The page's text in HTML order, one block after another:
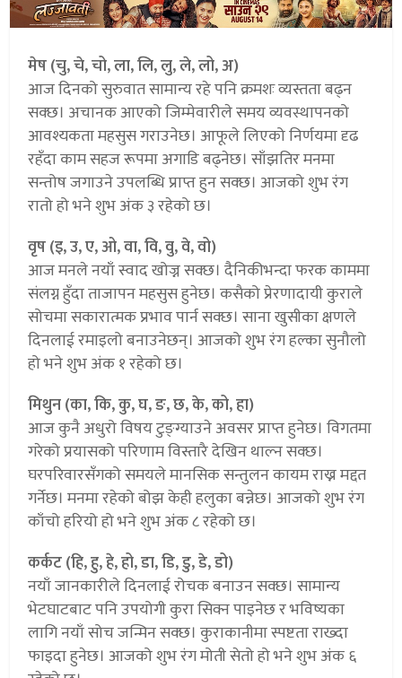
मेष (चु, चे, चो, ला, लि, लु, ले, लो, अ)
आज दिनको सुरुवात सामान्य रहे पनि क्रमशः व्यस्तता बढ्न
सक्छ। अचानक आएको जिम्मेवारीले समय व्यवस्थापनको
आवश्यकता महसुस गराउनेछ। आफूले लिएको निर्णयमा दृढ
रहँदा काम सहज रूपमा अगाडि बढ्नेछ। साँझतिर मनमा
सन्तोष जगाउने उपलब्धि प्राप्त हुन सक्छ। आजको शुभ रंग
रातो हो भने शुभ अंक ३ रहेको छ।
वृष (इ, उ, ए, ओ, वा, वि, वु, वे, वो)
आज मनले नयाँ स्वाद खोज्न सक्छ। दैनिकीभन्दा फरक काममा
संलग्न हुँदा ताजापन महसुस हुनेछ। कसैको प्रेरणादायी कुराले
सोचमा सकारात्मक प्रभाव पार्न सक्छ। साना खुसीका क्षणले
दिनलाई रमाइलो बनाउनेछन्। आजको शुभ रंग हल्का सुनौलो
हो भने शुभ अंक १ रहेको छ।
मिथुन (का, कि, कु, घ, ङ, छ, के, को, हा)
आज कुनै अधुरो विषय टुङ्ग्याउने अवसर प्राप्त हुनेछ। विगतमा
गरेको प्रयासको परिणाम विस्तारै देखिन थाल्न सक्छ।
घरपरिवारसँगको समयले मानसिक सन्तुलन कायम राख्न मद्दत
गर्नेछ। मनमा रहेको बोझ केही हलुका बन्नेछ। आजको शुभ रंग
काँचो हरियो हो भने शुभ अंक ८ रहेको छ।
कर्कट (हि, हु, हे, हो, डा, डि, डु, डे, डो)
नयाँ जानकारीले दिनलाई रोचक बनाउन सक्छ। सामान्य
भेटघाटबाट पनि उपयोगी कुरा सिक्न पाइनेछ र भविष्यका
लागि नयाँ सोच जन्मिन सक्छ। कुराकानीमा स्पष्टता राख्दा
फाइदा हुनेछ। आजको शुभ रंग मोती सेतो हो भने शुभ अंक ६